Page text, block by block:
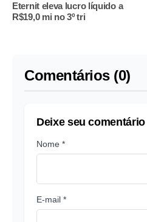
Eternit eleva lucro líquido a
R$19,0 mi no 3º tri
Comentários (0)
Deixe seu comentário
Nome *
E-mail *